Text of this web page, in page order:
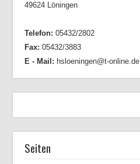
49624 Löningen
Telefon: 05432/2802
Fax: 05432/3883
E - Mail: hsloeningen@t-online.de
Seiten